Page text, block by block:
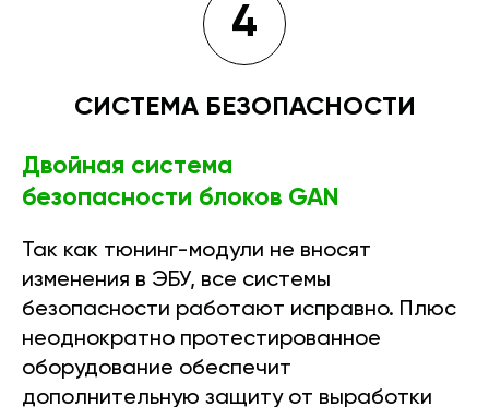
4
СИСТЕМА БЕЗОПАСНОСТИ
Двойная система
безопасности блоков GAN
Так как тюнинг-модули не вносят
изменения в ЭБУ, все системы
безопасности работают исправно. Плюс
неоднократно протестированное
оборудование обеспечит
дополнительную защиту от выработки